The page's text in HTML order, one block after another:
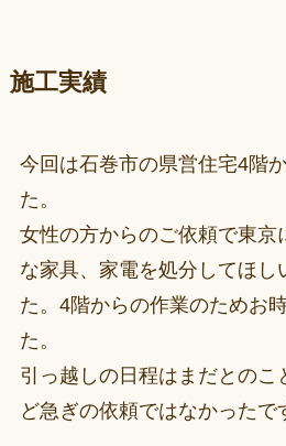
施工実績
今回は石巻市の県営住宅4階
た。
女性の方からのご依頼で東京
な家具、家電を処分してほし
た。4階からの作業のためお
た。
引っ越しの日程はまだとのこ
ど急ぎの依頼ではなかったで